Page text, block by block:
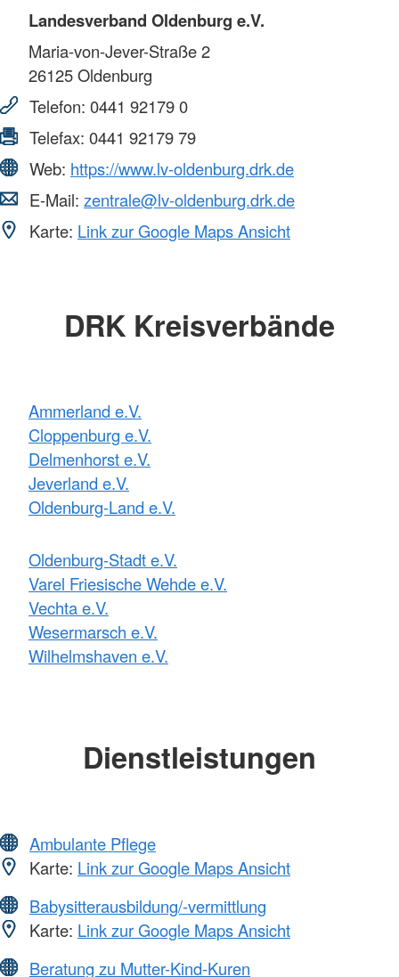
Landesverband Oldenburg e.V.
Maria-von-Jever-Straße 2
26125Oldenburg
Telefon: 0441 92179 0
Telefax: 0441 92179 79
Web: https://www.lv-oldenburg.drk.de
E-Mail: zentrale@lv-oldenburg.drk.de
Karte: Link zur Google Maps Ansicht
DRK Kreisverbände
Ammerland e.V.
Cloppenburg e.V.
Delmenhorst e.V.
Jeverland e.V.
Oldenburg-Land e.V.
Oldenburg-Stadt e.V.
Varel Friesische Wehde e.V.
Vechta e.V.
Wesermarsch e.V.
Wilhelmshaven e.V.
Dienstleistungen
Ambulante Pflege
Karte: Link zur Google Maps Ansicht
Babysitterausbildung/-vermittlung
Karte: Link zur Google Maps Ansicht
Beratung zu Mutter-Kind-Kuren